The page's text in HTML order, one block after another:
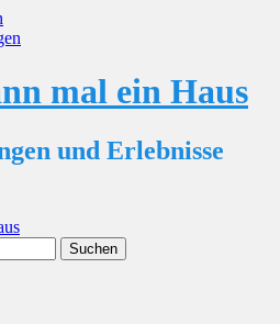
mal ein Haus
und Erlebnisse